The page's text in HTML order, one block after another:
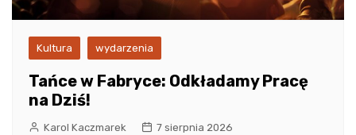
Kultura wydarzenia
Tańce w Fabryce: Odkładamy Pracę
na Dziś!
Karol Kaczmarek 7 sierpnia 2026